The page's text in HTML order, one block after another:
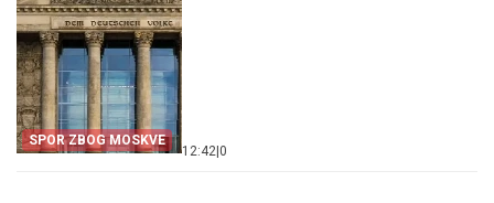
SPOR ZBOG MOSKVE
12:42 0